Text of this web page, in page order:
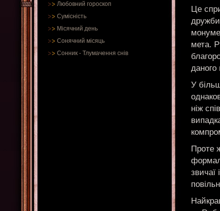
Любовний гороскоп
Сумісність
Місячний день
Сонячний місяць
Сонник - Тлумачення снів
Це
мета.
У
ніж
Проте
звичаї